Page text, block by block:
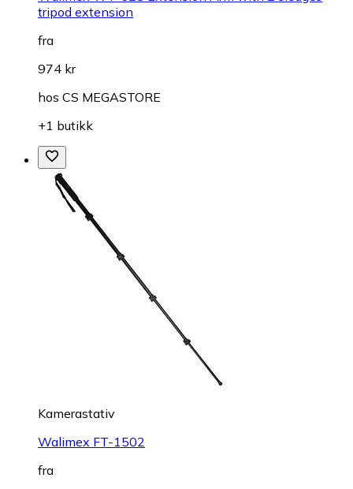
tripod extension
fra
974 kr
hos CS MEGASTORE
+1 butikk
Kamerastativ
Walimex FT-1502
fra